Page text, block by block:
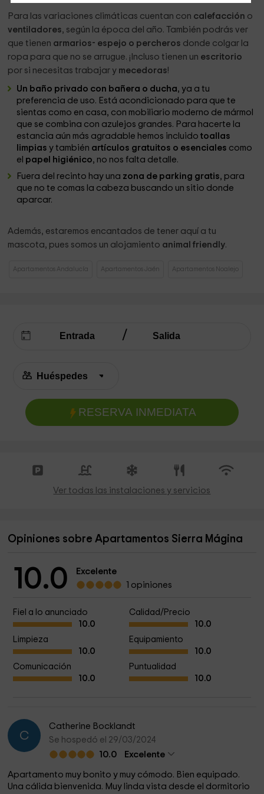
Para las variaciones climáticas cuentan con calefacción o
ventiladores, según la época del año. También podrás ver
que tienen armarios- espejo o percheros donde colgar la
ropa para que no se arrugue. ¡Incluso tienen un escritorio
por si necesitas trabajar y mecedoras!
Un baño privado con bañera o ducha, ya a tu
preferencia de uso. Está acondicionado para que te
sientas como en casa, con mobiliario moderno de mármol
que se combina con azulejos grandes. Para hacerte la
estancia aún más agradable hemos incluidotoallas
limpias y también artículos gratuitos o esenciales como
el papel higiénico, no nos falta detalle.
Fuera del recinto hay una zona de parking gratis, para
que no te comas la cabeza buscando un sitio donde
aparcar.
Además, estaremos encantados de tener aquí a tu
mascota, pues somos un alojamiento animal friendly.
Apartamentos Andalucía Apartamentos Jaén Apartamentos Noalejo
RESERVA INMEDIATA
Ver todas las instalaciones y servicios
Opiniones sobre Apartamentos Sierra Mágina
10.0
Excelente
1 opiniones
Fiel a lo anunciado
10.0
Calidad/Precio
10.0
Limpieza
10.0
Equipamiento
10.0
Comunicación
10.0
Puntualidad
10.0
C
Catherine Bocklandt
Se hospedó el 29/03/2024
10.0
Excelente
Apartamento muy bonito y muy cómodo. Bien equipado.
Una cálida bienvenida. Muy linda vista desde el dormitorio